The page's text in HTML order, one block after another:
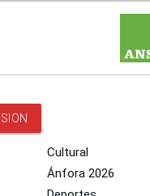
Cultural
Ánfora 2026